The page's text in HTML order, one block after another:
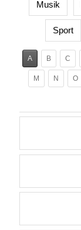
Musik
Sport
A B C
M N O